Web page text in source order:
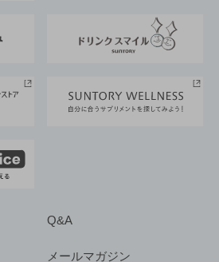
Q&A
メールマガジン